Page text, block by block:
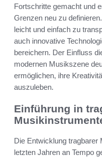
Fortschritte gemacht und
Grenzen neu zu
leicht und einfach zu
auch innovative
bereichern. Der Einfluss
modernen Musikszene
ermöglichen, ihre
auszuleben.
Einführung in
Die Entwicklung tragbarer
letzten Jahren an Tempo